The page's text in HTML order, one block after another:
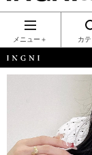
INGNI（
グ）公式
販｜
メニュー＋ カ